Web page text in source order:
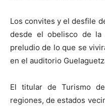
Los convites y el desfile
desde el obelisco de la
preludio de lo que se
en el auditorio
El titular de Turismo
regiones, de estados